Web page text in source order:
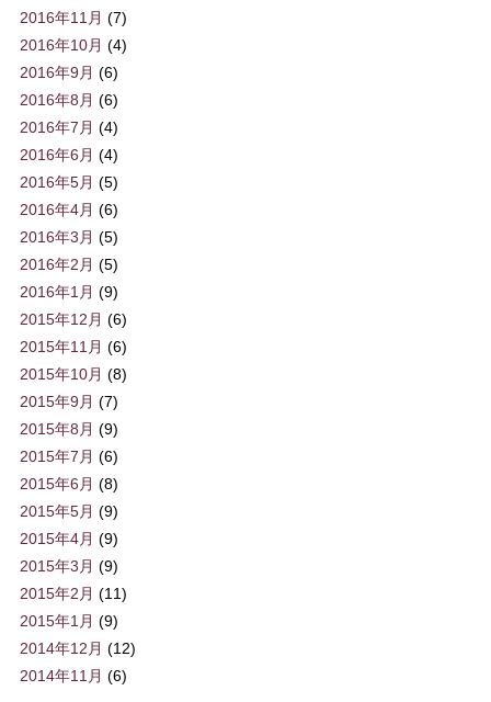
2016年11月 (7)
2016年10月 (4)
2016年9月 (6)
2016年8月 (6)
2016年7月 (4)
2016年6月 (4)
2016年5月 (5)
2016年4月 (6)
2016年3月 (5)
2016年2月 (5)
2016年1月 (9)
2015年12月 (6)
2015年11月 (6)
2015年10月 (8)
2015年9月 (7)
2015年8月 (9)
2015年7月 (6)
2015年6月 (8)
2015年5月 (9)
2015年4月 (9)
2015年3月 (9)
2015年2月 (11)
2015年1月 (9)
2014年12月 (12)
2014年11月 (6)